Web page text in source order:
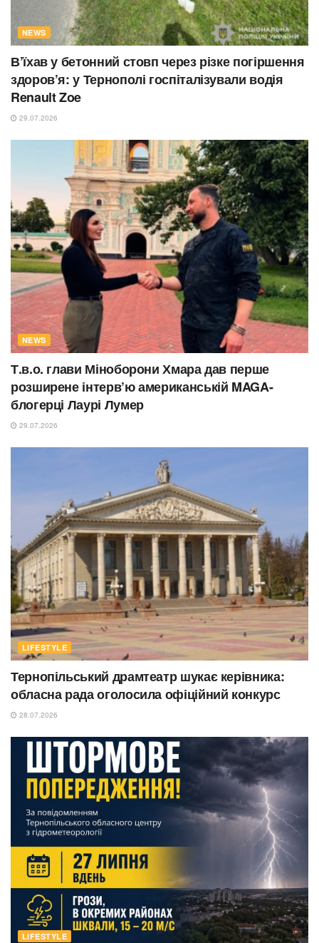
NEWS
В’їхав у бетонний стовп через різке погіршення
здоров’я: у Тернополі госпіталізували водія
Renault Zoe
29.07.2026
NEWS
Т.в.о. глави Міноборони Хмара дав перше
розширене інтерв’ю американській MAGA-
блогерці Лаурі Лумер
29.07.2026
LIFESTYLE
Тернопільський драмтеатр шукає керівника:
обласна рада оголосила офіційний конкурс
28.07.2026
LIFESTYLE